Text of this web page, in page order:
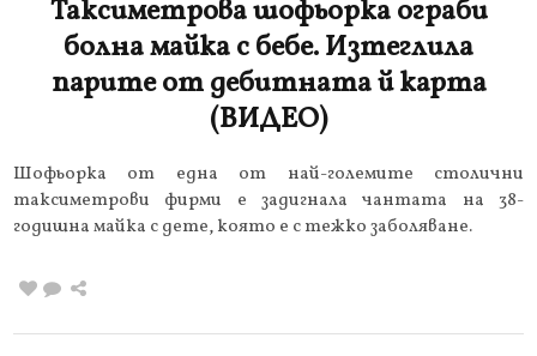
Таксиметрова шофьорка ограби
болна майка с бебе. Изтеглила
парите от дебитната й карта
(ВИДЕО)
Шофьорка от една от най-големите столични
таксиметрови фирми е задигнала чантата на 38-
годишна майка с дете, която е с тежко заболяване.